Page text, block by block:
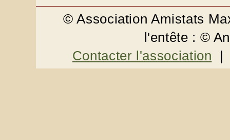
© Association Amistats
l'entête : ©
Contacter l'association